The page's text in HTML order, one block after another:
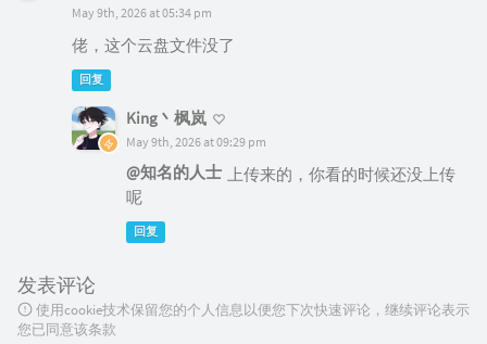
May 9th, 2026 at 05:34 pm
佬，这个云盘文件没了
回复
King丶枫岚
May 9th, 2026 at 09:29 pm
@知名的人士
上传来的，你看的时候还没上传
呢
回复
发表评论
使用cookie技术保留您的个人信息以便您下次快速评论，继续评论表示
您已同意该条款